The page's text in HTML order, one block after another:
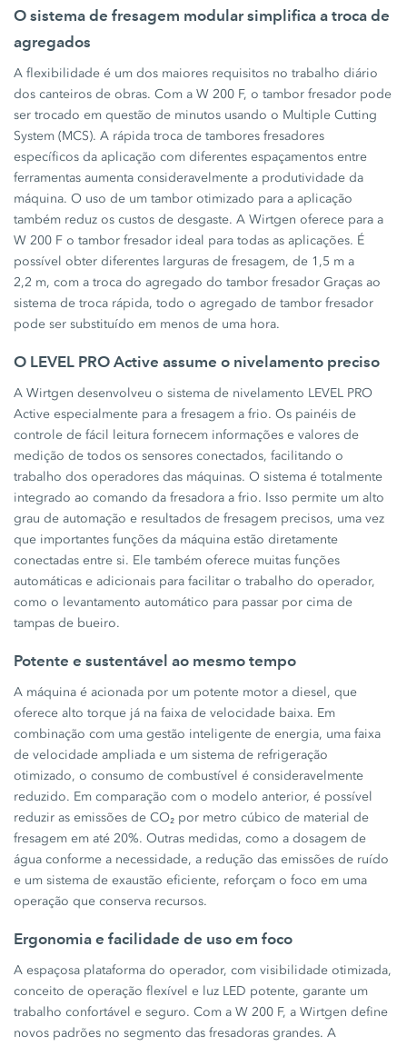
O sistema de fresagem modular simplifica a troca de
agregados
A flexibilidade é um dos maiores requisitos no trabalho diário
dos canteiros de obras. Com a W 200 F, o tambor fresador pode
ser trocado em questão de minutos usando o Multiple Cutting
System (MCS). A rápida troca de tambores fresadores
específicos da aplicação com diferentes espaçamentos entre
ferramentas aumenta consideravelmente a produtividade da
máquina. O uso de um tambor otimizado para a aplicação
também reduz os custos de desgaste. A Wirtgen oferece para a
W 200 F o tambor fresador ideal para todas as aplicações. É
possível obter diferentes larguras de fresagem, de 1,5 m a
2,2 m, com a troca do agregado do tambor fresador Graças ao
sistema de troca rápida, todo o agregado de tambor fresador
pode ser substituído em menos de uma hora.
O LEVEL PRO Active assume o nivelamento preciso
A Wirtgen desenvolveu o sistema de nivelamento LEVEL PRO
Active especialmente para a fresagem a frio. Os painéis de
controle de fácil leitura fornecem informações e valores de
medição de todos os sensores conectados, facilitando o
trabalho dos operadores das máquinas. O sistema é totalmente
integrado ao comando da fresadora a frio. Isso permite um alto
grau de automação e resultados de fresagem precisos, uma vez
que importantes funções da máquina estão diretamente
conectadas entre si. Ele também oferece muitas funções
automáticas e adicionais para facilitar o trabalho do operador,
como o levantamento automático para passar por cima de
tampas de bueiro.
Potente e sustentável ao mesmo tempo
A máquina é acionada por um potente motor a diesel, que
oferece alto torque já na faixa de velocidade baixa. Em
combinação com uma gestão inteligente de energia, uma faixa
de velocidade ampliada e um sistema de refrigeração
otimizado, o consumo de combustível é consideravelmente
reduzido. Em comparação com o modelo anterior, é possível
reduzir as emissões de CO₂ por metro cúbico de material de
fresagem em até 20%. Outras medidas, como a dosagem de
água conforme a necessidade, a redução das emissões de ruído
e um sistema de exaustão eficiente, reforçam o foco em uma
operação que conserva recursos.
Ergonomia e facilidade de uso em foco
A espaçosa plataforma do operador, com visibilidade otimizada,
conceito de operação flexível e luz LED potente, garante um
trabalho confortável e seguro. Com a W 200 F, a Wirtgen define
novos padrões no segmento das fresadoras grandes. A